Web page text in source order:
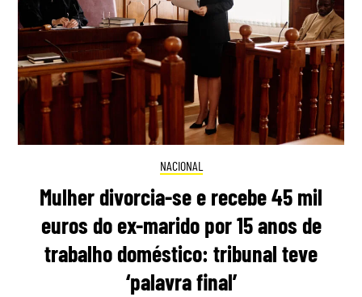
NACIONAL
Mulher divorcia-se e recebe 45 mil
euros do ex-marido por 15 anos de
trabalho doméstico: tribunal teve
‘palavra final’